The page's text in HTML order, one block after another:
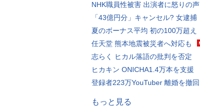
NHK職員性被害 出演者に怒りの声
「43億円分」キャンセル? 女逮捕
夏のボーナス平均 初の100万超え
任天堂 熊本地震被災者へ対応も
志らく ヒカル落語の批判を否定
ヒカキン ONICHA1.4万本を支援
登録者223万YouTuber 離婚を撤回
もっと見る